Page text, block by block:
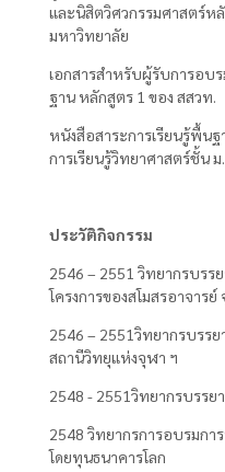
และนิสิตวิศวกรรมศาสตร์ห
มหาวิทยาลัย
เอกสารสำหรับผู้รับการอบ
ฐาน หลักสูตร 1 ของ สสวท.
หนังสือสาระการเรียนรู้พื้นฐ
การเรียนรู้วิทยาศาสตร์ชั้น ม
ประวัติกิจกรรม
2546 – 2551 วิทยากรบรร
โครงการของสโมสรอาจาร
2546 – 2551วิทยากรบรร
สถานีวิทยุแห่งจุฬา ฯ
2548 - 2551วิทยากรบรรย
2548 วิทยากรการอบรมก
โดยทุนธนาคารโลก